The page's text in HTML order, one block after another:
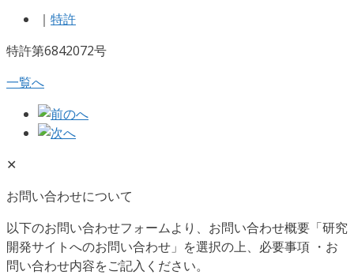
｜ 特許
特許第6842072号
一覧へ
✕
お問い合わせについて
以下のお問い合わせフォームより、お問い合わせ概要「研究
開発サイトへのお問い合わせ」を選択の上、必要事項 ・お
問い合わせ内容をご記入ください。